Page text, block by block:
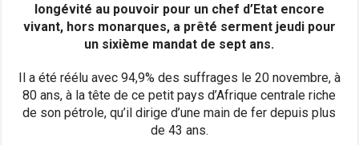
longévité au pouvoir pour un chef d’Etat encore
vivant, hors monarques, a prêté serment jeudi pour
un sixième mandat de sept ans.
Il a été réélu avec 94,9% des suffrages le 20 novembre, à
80 ans, à la tête de ce petit pays d’Afrique centrale riche
de son pétrole, qu’il dirige d’une main de fer depuis plus
de 43 ans.